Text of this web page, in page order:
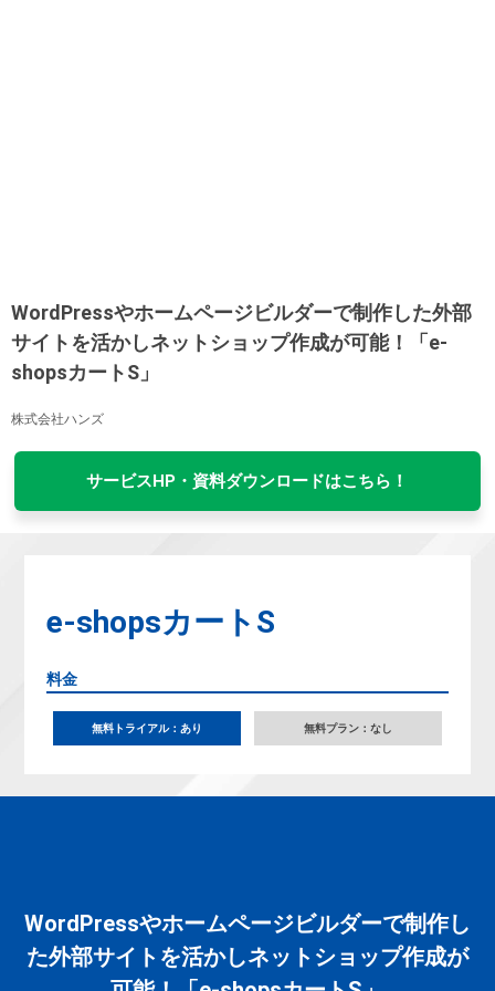
WordPressやホームページビルダーで制作した外部
サイトを活かしネットショップ作成が可能！「e-
shopsカートS」
株式会社ハンズ
サービスHP・資料ダウンロードはこちら！
e-shopsカートS
料金
無料トライアル：あり 無料プラン：なし
WordPressやホームページビルダーで制作し
た外部サイトを活かしネットショップ作成が